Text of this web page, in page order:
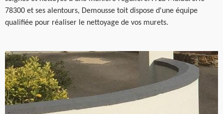
78300 et ses alentours, Demousse toit dispose d'une équipe
qualifiée pour réaliser le nettoyage de vos murets.